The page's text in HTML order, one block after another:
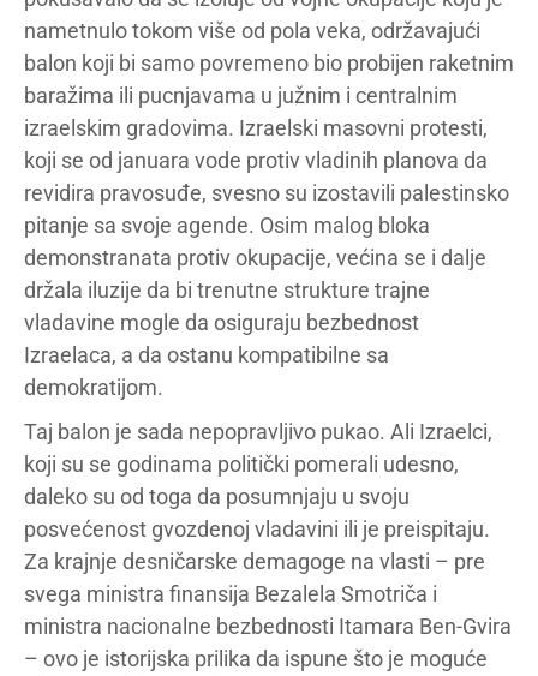
nametnulo tokom više od pola veka, održavajući
balon koji bi samo povremeno bio probijen raketnim
baražima ili pucnjavama u južnim i centralnim
izraelskim gradovima. Izraelski masovni protesti,
koji se od januara vode protiv vladinih planova da
revidira pravosuđe, svesno su izostavili palestinsko
pitanje sa svoje agende. Osim malog bloka
demonstranata protiv okupacije, većina se i dalje
držala iluzije da bi trenutne strukture trajne
vladavine mogle da osiguraju bezbednost
Izraelaca, a da ostanu kompatibilne sa
demokratijom.
Taj balon je sada nepopravljivo pukao. Ali Izraelci,
koji su se godinama politički pomerali udesno,
daleko su od toga da posumnjaju u svoju
posvećenost gvozdenoj vladavini ili je preispitaju.
Za krajnje desničarske demagoge na vlasti – pre
svega ministra finansija Bezalela Smotriča i
ministra nacionalne bezbednosti Itamara Ben-Gvira
– ovo je istorijska prilika da ispune što je moguće